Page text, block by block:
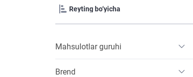
Mahsulotlar guruhi
Brend